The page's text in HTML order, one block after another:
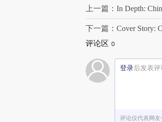
上一篇：In Depth:
下一篇：Cover Story:
评论区 0
登录后发表
评论仅代表网